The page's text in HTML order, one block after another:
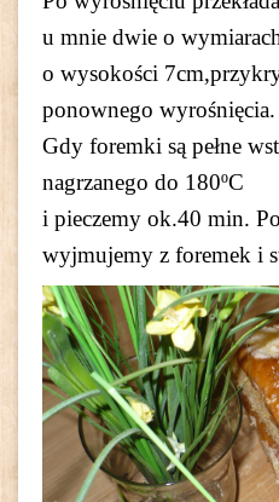
u mnie dwie o
o wysokości
ponownego wyrośnięcia.
Gdy foremki są pełne
nagrzanego do 180ºC
i pieczemy ok.40 min.
wyjmujemy z foremek i